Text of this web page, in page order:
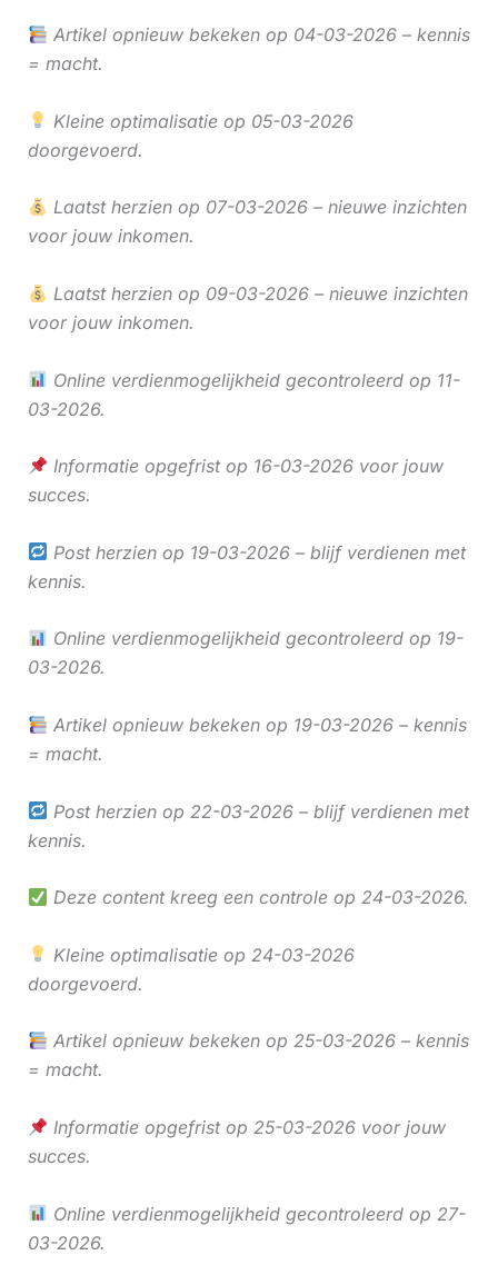
Artikel opnieuw bekeken op 04-03-2026 – kennis
= macht.
Kleine optimalisatie op 05-03-2026
doorgevoerd.
Laatst herzien op 07-03-2026 – nieuwe inzichten
voor jouw inkomen.
Laatst herzien op 09-03-2026 – nieuwe inzichten
voor jouw inkomen.
Online verdienmogelijkheid gecontroleerd op 11-
03-2026.
Informatie opgefrist op 16-03-2026 voor jouw
succes.
Post herzien op 19-03-2026 – blijf verdienen met
kennis.
Online verdienmogelijkheid gecontroleerd op 19-
03-2026.
Artikel opnieuw bekeken op 19-03-2026 – kennis
= macht.
Post herzien op 22-03-2026 – blijf verdienen met
kennis.
Deze content kreeg een controle op 24-03-2026.
Kleine optimalisatie op 24-03-2026
doorgevoerd.
Artikel opnieuw bekeken op 25-03-2026 – kennis
= macht.
Informatie opgefrist op 25-03-2026 voor jouw
succes.
Online verdienmogelijkheid gecontroleerd op 27-
03-2026.